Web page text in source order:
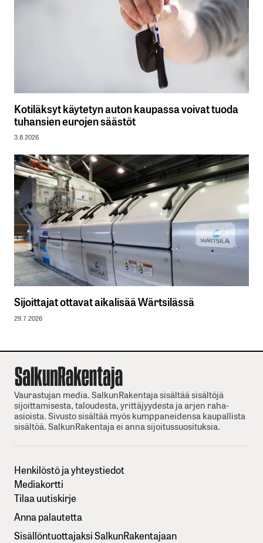
Kotiläksyt käytetyn auton kaupassa voivat tuoda
tuhansien eurojen säästöt
3.8.2026
Sijoittajat ottavat aikalisää Wärtsilässä
29.7.2026
Vaurastujan media. SalkunRakentaja sisältää sisältöjä
sijoittamisesta, taloudesta, yrittäjyydesta ja arjen raha-
asioista. Sivusto sisältää myös kumppaneidensa kaupallista
sisältöä. SalkunRakentaja ei anna sijoitussuosituksia.
Henkilöstö ja yhteystiedot
Mediakortti
Tilaa uutiskirje
Anna palautetta
Sisällöntuottajaksi SalkunRakentajaan